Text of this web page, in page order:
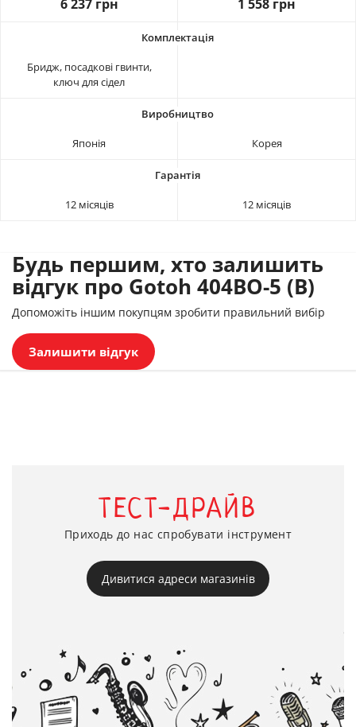
6 237 грн 1 558 грн
Бридж, посадкові гвинти,
ключ для сідел
Японія Корея
12 місяців 12 місяців
Будь першим, хто залишить
відгук про Gotoh 404BO-5 (B)
Допоможіть іншим покупцям зробити правильний вибір
Залишити відгук
ТЕСТ-ДРАЙВ
Приходь до нас спробувати інструмент
Дивитися адреси магазинів